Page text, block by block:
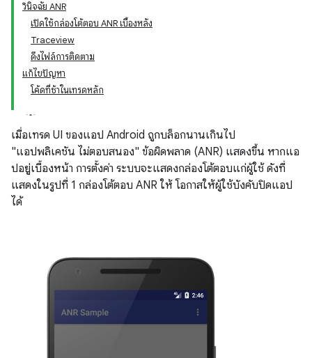
วินิจฉัย ANR
เปิดใช้กล่องโต้ตอบ ANR เบื้องหลัง
Traceview
ดึงไฟล์การติดตาม
แก้ไขปัญหา
โค้ดที่ช้าในเทรดหลัก
เมื่อเทรด UI ของแอป Android ถูกบล็อกนานเกินไป
"แอปพลิเคชัน ไม่ตอบสนอง" ข้อผิดพลาด (ANR) แสดงขึ้น หากแอ
ปอยู่เบื้องหน้า การตั้งค่า ระบบจะแสดงกล่องโต้ตอบแก่ผู้ใช้ ดังที่
แสดงในรูปที่ 1 กล่องโต้ตอบ ANR ให้ โอกาสให้ผู้ใช้บังคับปิดแอป
ได้